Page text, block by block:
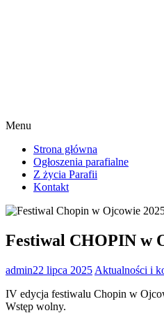
Menu
Strona główna
Ogłoszenia parafialne
Z życia Parafii
Kontakt
Festiwal CHOPIN w
admin22 lipca 2025 Aktualności i
IV edycja festiwalu Chopin w
Wstęp wolny.